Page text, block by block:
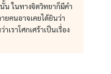
น ในทางจิตวิทยาก็มีคำ
ยคนอาจเคยได้ยินว่า
เราโศกเศร้าเป็นเรื่อง